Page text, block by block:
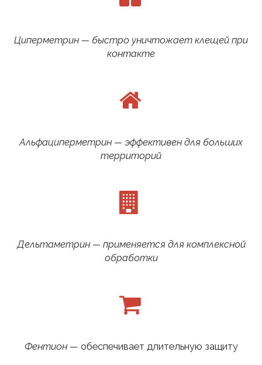
Циперметрин — быстро уничтожает клещей при
контакте
Альфациперметрин — эффективен для больших
территорий
Дельтаметрин — применяется для комплексной
обработки
Фентион— обеспечивает длительную защиту